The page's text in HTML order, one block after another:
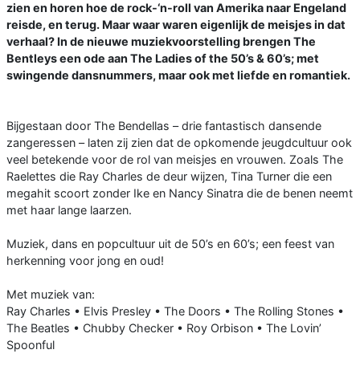
zien en horen hoe de rock-‘n-roll van Amerika naar Engeland
reisde, en terug. Maar waar waren eigenlijk de meisjes in dat
verhaal? In de nieuwe muziekvoorstelling brengen The
Bentleys een ode aan The Ladies of the 50’s & 60’s; met
swingende dansnummers, maar ook met liefde en romantiek.
Bijgestaan door The Bendellas – drie fantastisch dansende
zangeressen – laten zij zien dat de opkomende jeugdcultuur ook
veel betekende voor de rol van meisjes en vrouwen. Zoals The
Raelettes die Ray Charles de deur wijzen, Tina Turner die een
megahit scoort zonder Ike en Nancy Sinatra die de benen neemt
met haar lange laarzen.
Muziek, dans en popcultuur uit de 50’s en 60’s; een feest van
herkenning voor jong en oud!
Met muziek van:
Ray Charles • Elvis Presley • The Doors • The Rolling Stones •
The Beatles • Chubby Checker • Roy Orbison • The Lovin’
Spoonful